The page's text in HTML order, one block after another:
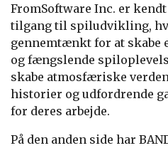
FromSoftware Inc. er
tilgang til spiludvikling,
gennemtænkt for at skabe
og fængslende
skabe atmosfæriske
historier og udfordrende
for deres arbejde.
På den anden side har